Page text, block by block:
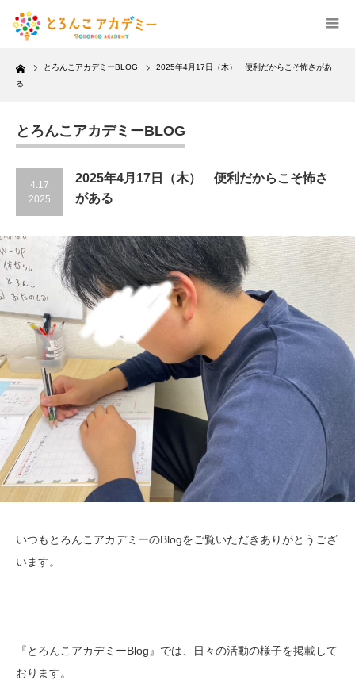
Home とろんこアカデミーBLOG
2025年4月17日（木） 便利だからこそ怖さがあ
る
とろんこアカデミーBLOG
4.17
2025
2025年4月17日（木） 便利だからこそ怖さ
がある
いつもとろんこアカデミーのBlogをご覧いただきありがとうござ
います。
『とろんこアカデミーBlog』では、日々の活動の様子を掲載して
おります。